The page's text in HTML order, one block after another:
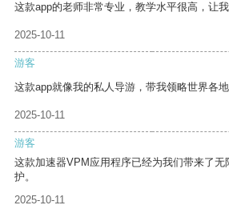
这款app的老师非常专业，教学水平很高，让
2025-10-11
游客
这款app就像我的私人导游，带我领略世界各地
2025-10-11
游客
这款加速器VPM应用程序已经为我们带来了
护。
2025-10-11